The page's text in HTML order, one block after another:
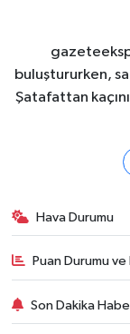
buluştururken,
Şatafattan
Hava Durumu
Puan Durumu
Son Dakika